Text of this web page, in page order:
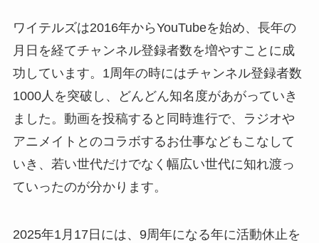
ワイテルズは2016年からYouTubeを始め、長年の
月日を経てチャンネル登録者数を増やすことに成
功しています。1周年の時にはチャンネル登録者数
1000人を突破し、どんどん知名度があがっていき
ました。動画を投稿すると同時進行で、ラジオや
アニメイトとのコラボするお仕事などもこなして
いき、若い世代だけでなく幅広い世代に知れ渡っ
ていったのが分かります。
2025年1月17日には、9周年になる年に活動休止を